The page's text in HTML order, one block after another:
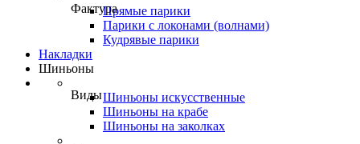
ФактураПрямые парики
Парики с локонами (волнами)
Кудрявые парики
Накладки
Шиньоны
ВидыШиньоны искусственные
Шиньоны на крабе
Шиньоны на заколках